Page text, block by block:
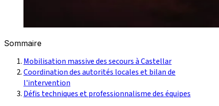
Sommaire
Mobilisation massive des secours à Castellar
Coordination des autorités locales et bilan de
l'intervention
Défis techniques et professionnalisme des équipes